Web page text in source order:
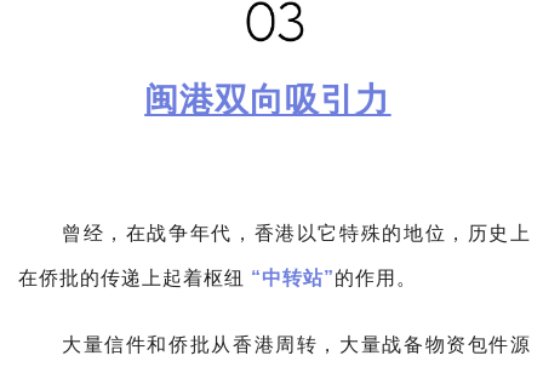
闽港双向吸引力
曾经，在战争年代，香港以它特殊的地位，历史上
在侨批的传递上起着枢纽 “中转站”的作用。
大量信件和侨批从香港周转，大量战备物资包件源